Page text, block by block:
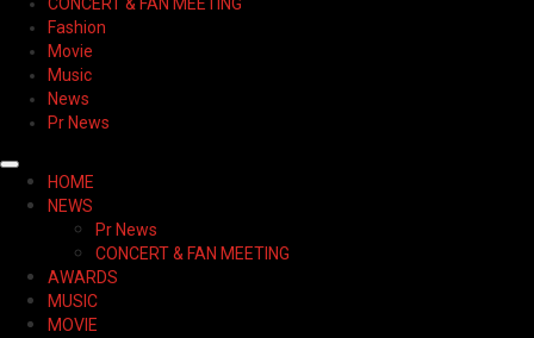
Fashion
Movie
Music
News
Pr News
Primary
Menu
HOME
NEWS
Pr News
CONCERT & FAN MEETING
AWARDS
MUSIC
MOVIE